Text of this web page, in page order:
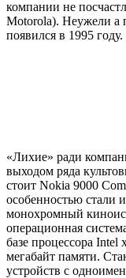
компании не
Motorola). Неужели а
появился в 1995 году.
«Лихие» ради
выходом ряда
стоит Nokia 9000
особенностью стали
монохромный
операционная
базе процессора
мегабайт памяти.
устройств с